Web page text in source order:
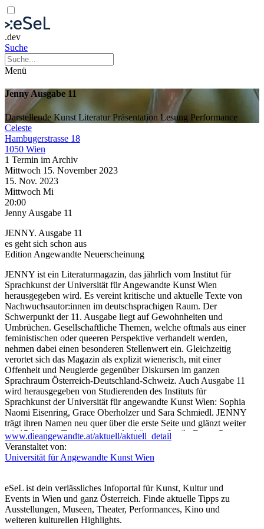
.dev
Suche
Menü
Jenny Ausgabe 11
Darstellende Kunst LiteraturPräsentation Lesung Performance
Celeste
Hambugerstrasse 18
1050 Wien
1 Termin im Archiv
Mittwoch 15. November 2023
15. Nov. 2023
Mittwoch Mi
20:00
Jenny Ausgabe 11
JENNY. Ausgabe 11
es geht sich schon aus
Edition Angewandte Neuerscheinung
JENNY ist ein Literaturmagazin, das jährlich vom Institut für
Sprachkunst der Universität für Angewandte Kunst Wien
herausgegeben wird. Es vereint kritische und aktuelle Texte von
Nachwuchsautor:innen im deutschsprachigen Raum. Der
Schwerpunkt der 11. Ausgabe liegt auf Gewohnheiten und
Umbrüchen. Gesellschaftliche Themen, welche oftmals aus einer
feministischen oder queeren Perspektive verhandelt werden,
nehmen dabei einen besonderen Stellenwert ein. Gleichzeitig
verortet sich das Magazin als explizit wienerisch, mit einer
Offenheit und Neugierde gegenüber Diskursen im ganzen
Sprachraum Österreich-Deutschland-Schweiz. Auch Ausgabe 11
wird herausgegeben von Studierenden des Instituts für
Sprachkunst der Universität für angewandte Kunst Wien: Sophia
Naomi Eisenring, Grace Oberholzer und Sara Schmiedl. JENNY
trägt ihren Namen neu quer über die erste Seite und glänzt weiter
mit 15 feschen Texten, jung und schön, aus Lyrik, Essay, Prosa
und ihren Mischformen. Etwas morbide, wienerisch,
queerfeministisch sinnt sie der Geborgenheit von Abschlüssen im
Neuanfang nach. Vieles bleibt, Neues wird, Altes spricht,
Die Autor:innen der diesjährigen Ausgabe sind: Leon Buchner,
Leon Locher, Theresa Seraphin, Phillip Meinert, Emily Grunert,
Vanessa Franke, Anna Draxl, Johann Voigt, Katharina Feist-
Merhaut, Sina Ahlers, Fabienne Imlinger, Dila Kırmızıtoprak,
www.dieangewandte.at/aktuell/aktuell_detail
Veranstaltet von:
Universität für Angewandte Kunst Wien
eSeL ist dein verlässliches Infoportal für Kunst, Kultur und
Events in Wien und ganz Österreich. Finde aktuelle Tipps zu
Ausstellungen, Museen, Theater, Performances, Kino und
weiteren kulturellen Highlights.